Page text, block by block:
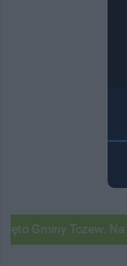
Tczew. Na